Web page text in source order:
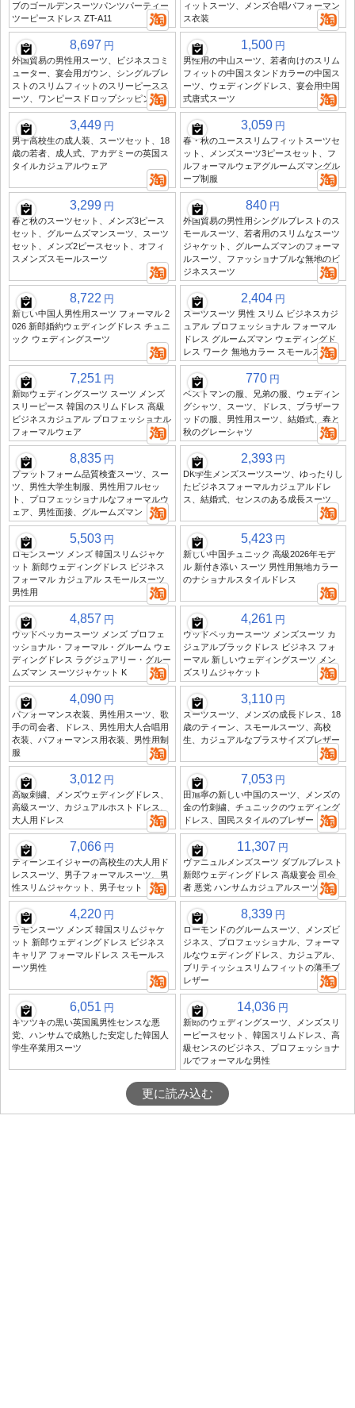
ブのゴールデンスーツパンツパーティー
ツーピースドレス ZT-A11
ィットスーツ、メンズ合唱パフォーマン
ス衣装
8,697 円
外国貿易の男性用スーツ、ビジネスコミ
ューター、宴会用ガウン、シングルブレ
ストのスリムフィットのスリーピースス
ーツ、ワンピースドロップシッピング
1,500 円
男性用の中山スーツ、若者向けのスリム
フィットの中国スタンドカラーの中国ス
ーツ、ウェディングドレス、宴会用中国
式唐式スーツ
3,449 円
男子高校生の成人装、スーツセット、18
歳の若者、成人式、アカデミーの英国ス
タイルカジュアルウェア
3,059 円
春・秋のユーススリムフィットスーツセ
ット、メンズスーツ3ピースセット、フ
ルフォーマルウェアグルームズマングル
ープ制服
3,299 円
春と秋のスーツセット、メンズ3ピース
セット、グルームズマンスーツ、スーツ
セット、メンズ2ピースセット、オフィ
スメンズスモールスーツ
840 円
外国貿易の男性用シングルブレストのス
モールスーツ、若者用のスリムなスーツ
ジャケット、グルームズマンのフォーマ
ルスーツ、ファッショナブルな無地のビ
ジネススーツ
8,722 円
新しい中国人男性用スーツ フォーマル 2
026 新郎婚約ウェディングドレス チュニ
ック ウェディングスーツ
2,404 円
スーツスーツ 男性 スリム ビジネスカジ
ュアル プロフェッショナル フォーマル
ドレス グルームズマン ウェディングド
レス ワーク 無地カラー スモールスーツ
7,251 円
新郎ウェディングスーツ スーツ メンズ
スリーピース 韓国のスリムドレス 高級
ビジネスカジュアル プロフェッショナル
フォーマルウェア
770 円
ベストマンの服、兄弟の服、ウェディン
グシャツ、スーツ、ドレス、ブラザーフ
ッドの服、男性用スーツ、結婚式、春と
秋のグレーシャツ
8,835 円
プラットフォーム品質検査スーツ、スー
ツ、男性大学生制服、男性用フルセッ
ト、プロフェッショナルなフォーマルウ
ェア、男性面接、グルームズマン
2,393 円
DK学生メンズスーツスーツ、ゆったりし
たビジネスフォーマルカジュアルドレ
ス、結婚式、センスのある成長スーツ
5,503 円
ロモンスーツ メンズ 韓国スリムジャケ
ット 新郎ウェディングドレス ビジネス
フォーマル カジュアル スモールスーツ
男性用
5,423 円
新しい中国チュニック 高級2026年モデ
ル 新付き添い スーツ 男性用無地カラー
のナショナルスタイルドレス
4,857 円
ウッドペッカースーツ メンズ プロフェ
ッショナル・フォーマル・グルーム ウェ
ディングドレス ラグジュアリー・グルー
ムズマン スーツジャケット K
4,261 円
ウッドペッカースーツ メンズスーツ カ
ジュアルブラックドレス ビジネス フォ
ーマル 新しいウェディングスーツ メン
ズスリムジャケット
4,090 円
パフォーマンス衣装、男性用スーツ、歌
手の司会者、ドレス、男性用大人合唱用
衣装、パフォーマンス用衣装、男性用制
服
3,110 円
スーツスーツ、メンズの成長ドレス、18
歳のティーン、スモールスーツ、高校
生、カジュアルなプラスサイズブレザー
3,012 円
高級刺繍、メンズウェディングドレス、
高級スーツ、カジュアルホストドレス、
大人用ドレス
7,053 円
田旭寧の新しい中国のスーツ、メンズの
金の竹刺繍、チュニックのウェディング
ドレス、国民スタイルのブレザー
7,066 円
ティーンエイジャーの高校生の大人用ド
レススーツ、男子フォーマルスーツ、男
性スリムジャケット、男子セット
11,307 円
ヴァニュルメンズスーツ ダブルブレスト
新郎ウェディングドレス 高級宴会 司会
者 悪党 ハンサムカジュアルスーツ
4,220 円
ラモンスーツ メンズ 韓国スリムジャケ
ット 新郎ウェディングドレス ビジネス
キャリア フォーマルドレス スモールス
ーツ男性
8,339 円
ローモンドのグルームスーツ、メンズビ
ジネス、プロフェッショナル、フォーマ
ルなウェディングドレス、カジュアル、
ブリティッシュスリムフィットの薄手ブ
レザー
6,051 円
キツツキの黒い英国風男性センスな悪
党、ハンサムで成熟した安定した韓国人
学生卒業用スーツ
14,036 円
新郎のウェディングスーツ、メンズスリ
ーピースセット、韓国スリムドレス、高
級センスのビジネス、プロフェッショナ
ルでフォーマルな男性
更に読み込む